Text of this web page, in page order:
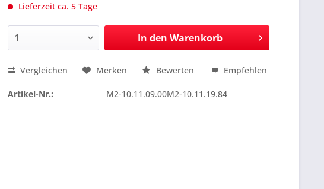
Lieferzeit ca. 5 Tage
In den Warenkorb
Preis anfragen
Vergleichen Merken Bewerten Empfehlen
Artikel-Nr.: M2-10.11.09.00M2-10.11.19.84